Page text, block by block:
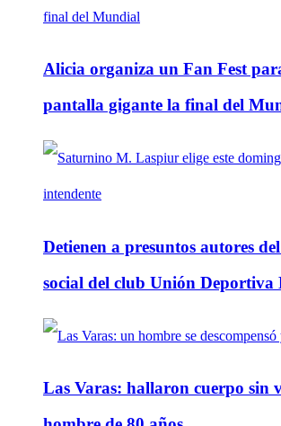
Alicia organiza un Fan Fest
pantalla gigante la final del
Detienen a presuntos autores
social del club Unión Deportiva
Las Varas: hallaron cuerpo sin